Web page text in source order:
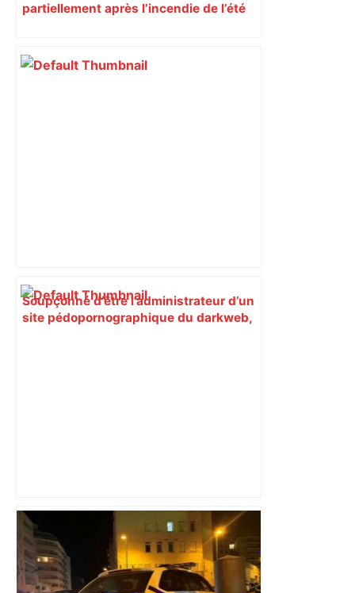
partiellement après l’incendie de l’été
Soupçonné d’être l’administrateur d’un
site pédopornographique du darkweb,
Municipales à Toulouse : François
Piquemal dénonce des ingérences
étrangères et saisit la justice – Anadolu
Ajansı